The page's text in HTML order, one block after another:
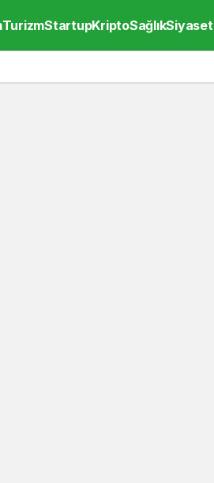
TurizmStartupKriptoSağlıkSiyaset